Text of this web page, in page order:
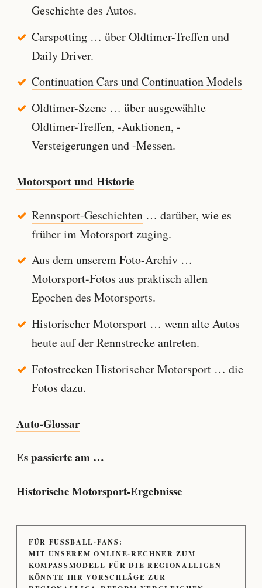
Geschichte des Autos.
Carspotting… über Oldtimer-Treffen und
Daily Driver.
Continuation Cars und Continuation Models
Oldtimer-Szene… über ausgewählte
Oldtimer-Treffen, -Auktionen, -
Versteigerungen und -Messen.
Motorsport und Historie
Rennsport-Geschichten… darüber, wie es
früher im Motorsport zuging.
Aus dem unserem Foto-Archiv…
Motorsport-Fotos aus praktisch allen
Epochen des Motorsports.
Historischer Motorsport… wenn alte Autos
heute auf der Rennstrecke antreten.
Fotostrecken Historischer Motorsport… die
Fotos dazu.
Auto-Glossar
Es passierte am …
Historische Motorsport-Ergebnisse
FÜR FUSSBALL-FANS:
MIT UNSEREM ONLINE-RECHNER ZUM
KOMPASSMODELL FÜR DIE REGIONALLIGEN
KÖNNTE IHR VORSCHLÄGE ZUR